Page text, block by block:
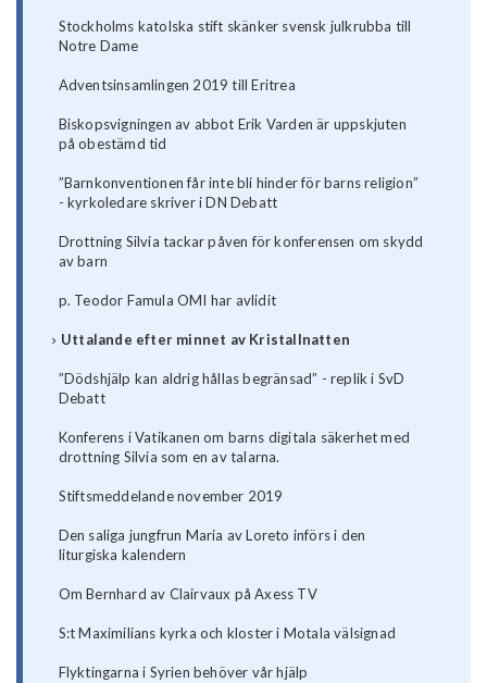
Stockholms katolska stift skänker svensk julkrubba till
Notre Dame
Adventsinsamlingen 2019 till Eritrea
Biskopsvigningen av abbot Erik Varden är uppskjuten
på obestämd tid
”Barnkonventionen får inte bli hinder för barns religion”
- kyrkoledare skriver i DN Debatt
Drottning Silvia tackar påven för konferensen om skydd
av barn
p. Teodor Famula OMI har avlidit
Uttalande efter minnet av Kristallnatten
”Dödshjälp kan aldrig hållas begränsad” - replik i SvD
Debatt
Konferens i Vatikanen om barns digitala säkerhet med
drottning Silvia som en av talarna.
Stiftsmeddelande november 2019
Den saliga jungfrun Maria av Loreto införs i den
liturgiska kalendern
Om Bernhard av Clairvaux på Axess TV
S:t Maximilians kyrka och kloster i Motala välsignad
Flyktingarna i Syrien behöver vår hjälp